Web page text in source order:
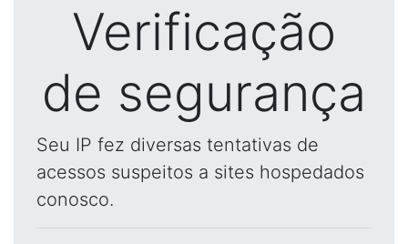
Verificação
de segurança
Seu IP fez diversas tentativas de
acessos suspeitos a sites hospedados
conosco.